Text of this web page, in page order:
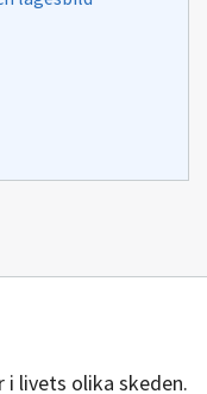
livets olika skeden.